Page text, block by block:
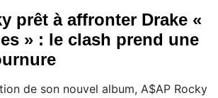
prêt à affronter Drake «
» : le clash prend une
de son nouvel album, A$AP Rocky